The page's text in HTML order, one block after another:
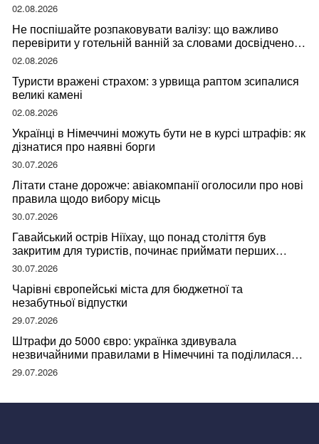
02.08.2026
Не поспішайте розпаковувати валізу: що важливо
перевірити у готельній ванній за словами досвідченої
мандрівниці
02.08.2026
Туристи вражені страхом: з урвища раптом зсипалися
великі камені
02.08.2026
Українці в Німеччині можуть бути не в курсі штрафів: як
дізнатися про наявні борги
30.07.2026
Літати стане дорожче: авіакомпанії оголосили про нові
правила щодо вибору місць
30.07.2026
Гавайський острів Ніїхау, що понад століття був
закритим для туристів, починає приймати перших
відвідувачів
30.07.2026
Чарівні європейські міста для бюджетної та
незабутньої відпустки
29.07.2026
Штрафи до 5000 євро: українка здивувала
незвичайними правилами в Німеччині та поділилася
правдою
29.07.2026